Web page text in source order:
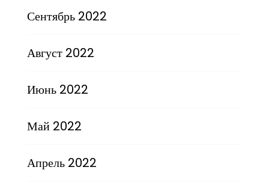
Сентябрь 2022
Август 2022
Июнь 2022
Май 2022
Апрель 2022